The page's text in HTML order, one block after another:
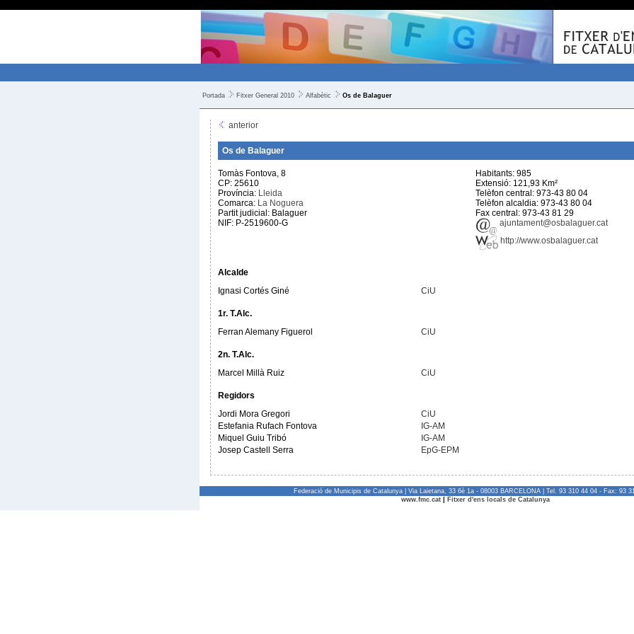
Portada Fitxer General 2010 Alfabètic Os de Balaguer
anterior
Os de Balaguer
Tomàs Fontova, 8
CP: 25610
Província: Lleida
Comarca: La Noguera
Partit judicial: Balaguer
NIF: P-2519600-G
Habitants: 985
Extensió: 121,93 Km²
Telèfon central: 973-43 80 04
Telèfon alcaldia: 973-43 80 04
Fax central: 973-43 81 29
ajuntament@osbalaguer.cat
http://www.osbalaguer.cat
Alcalde
Ignasi Cortés Giné
CiU
1r. T.Alc.
Ferran Alemany Figuerol
CiU
2n. T.Alc.
Marcel Millà Ruiz
CiU
Regidors
Jordi Mora Gregori
CiU
Estefania Rufach Fontova
IG-AM
Miquel Guiu Tribó
IG-AM
Josep Castell Serra
EpG-EPM
Federació de Municipis de Catalunya | Via Laietana, 33 6è 1a - 08003 BARCELONA | Tel. 93 310 44 04 - Fax: 93
www.fmc.cat
Fitxer d'ens locals de Catalunya